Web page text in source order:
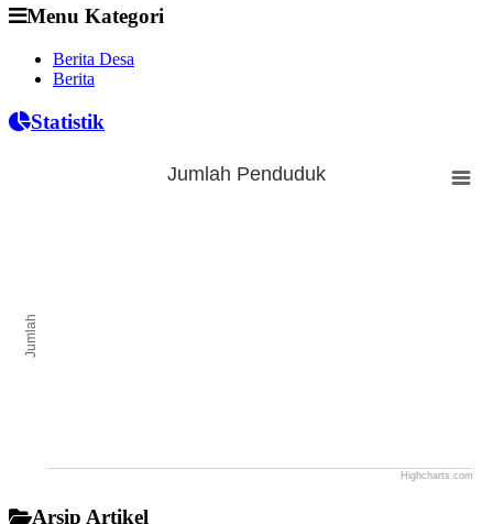
Menu Kategori
Berita Desa
Berita
Statistik
Jumlah
Jumlah Penduduk
Highcharts.com
Arsip Artikel